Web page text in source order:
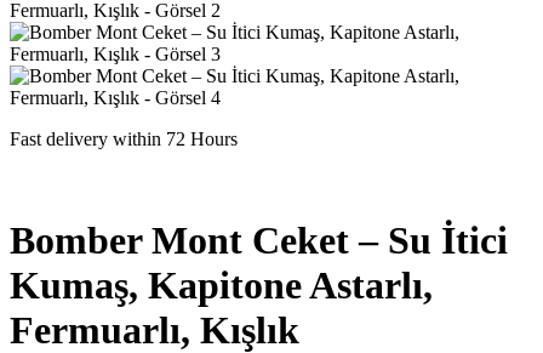
Fast delivery within 72 Hours
Bomber Mont Ceket – Su İtici
Kumaş, Kapitone Astarlı,
Fermuarlı, Kışlık